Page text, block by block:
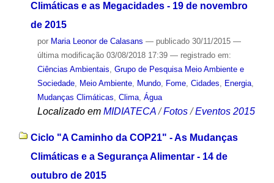
Climáticas e as Megacidades - 19 de novembro
de 2015
por Maria Leonor de Calasans — publicado30/11/2015 —
última modificação03/08/2018 17:39 — registrado em:
Ciências Ambientais, Grupo de Pesquisa Meio Ambiente e
Sociedade, Meio Ambiente, Mundo, Fome, Cidades, Energia,
Mudanças Climáticas, Clima, Água
Localizado em MIDIATECA /Fotos /Eventos 2015
Ciclo "A Caminho da COP21" - As Mudanças
Climáticas e a Segurança Alimentar - 14 de
outubro de 2015